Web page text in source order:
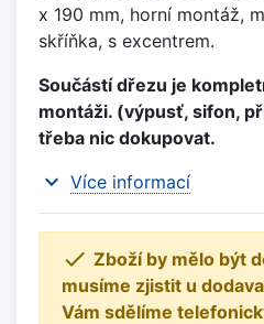
x 190 mm, horní montáž,
skříňka, s excentrem.
Součástí dřezu je
montáži. (výpusť, sifon,
třeba nic dokupovat.
expand_more Více informací
 Zboží by mělo být
musíme zjistit u
Vám sdělíme